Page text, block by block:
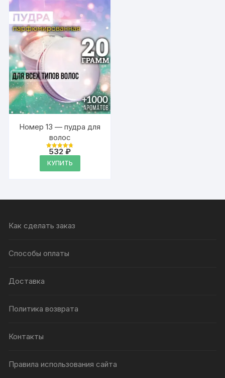
Номер 13 — пудра для
волос
Оценка
из 5
532₽
КУПИТЬ
Как сделать заказ
Способы оплаты
Доставка
Политика возврата
Контакты
Правила использования сайта